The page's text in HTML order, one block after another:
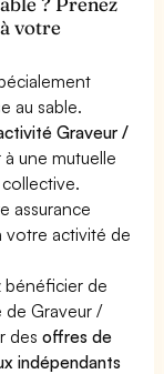
votre
au sable.
Graveur /
une mutuelle
assurance
votre activité de
bénéficier de
de Graveur /
desoffres de
indépendants